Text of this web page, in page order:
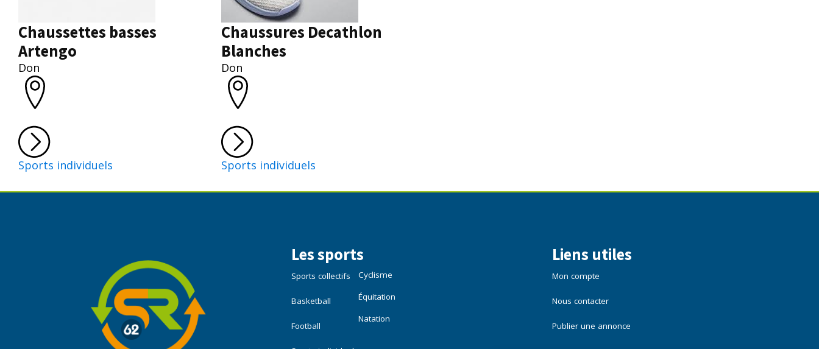
Chaussettes basses
Artengo
Don
Sports individuels
Chaussures Decathlon
Blanches
Don
Sports individuels
Les sports
Sports collectifs
Basketball
Football
Cyclisme
Équitation
Natation
Liens utiles
Mon compte
Nous contacter
Publier une annonce